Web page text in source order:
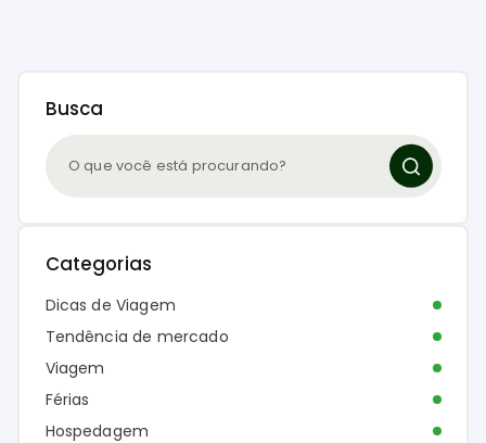
Busca
Categorias
Dicas de Viagem
Tendência de mercado
Viagem
Férias
Hospedagem